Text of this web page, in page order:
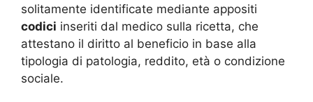
solitamente identificate mediante appositi
codici inseriti dal medico sulla ricetta, che
attestano il diritto al beneficio in base alla
tipologia di patologia, reddito, età o condizione
sociale.